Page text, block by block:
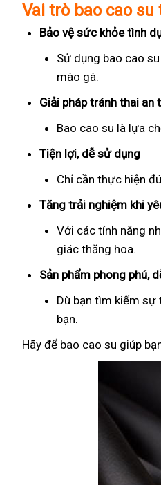
Vai trò bao cao
Bảo vệ sức khỏe tình
Sử dụng bao cao
mào gà.
Giải pháp tránh thai an
Bao cao su là lựa
Tiện lợi, dễ sử dụng
Chỉ cần thực hiện
Tăng trải nghiệm khi
Với các tính năng
giác thăng hoa.
Sản phẩm phong phú,
Dù bạn tìm kiếm sự
bạn.
Hãy để bao cao su giúp